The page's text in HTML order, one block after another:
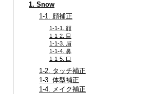
1. Snow
1-1. 顔補正
1-1-1. 顔
1-1-2. 目
1-1-3. 眉
1-1-4. 鼻
1-1-5. 口
1-2. タッチ補正
1-3. 体型補正
1-4. メイク補正